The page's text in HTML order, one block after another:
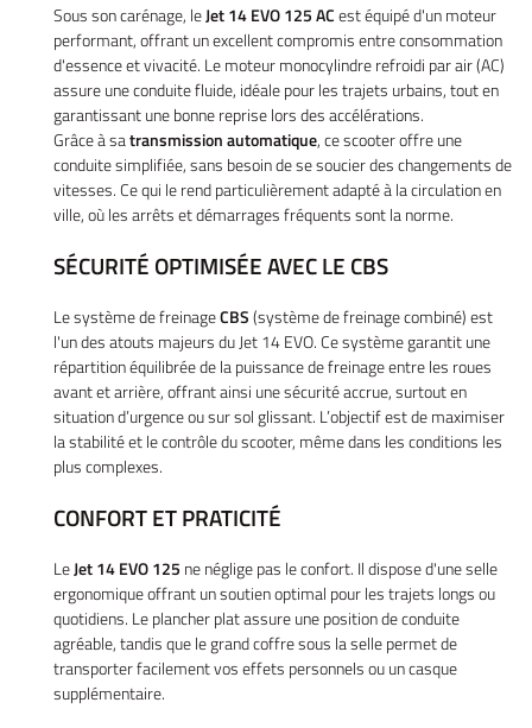
Accueil
Vélos
– Scooters
location
d’occasion
Services
votre véhicule
Actualités
Contact
UNE
Sous son carénage, leJet 14 EVO 125 ACest équipé d'un moteur
performant, offrant un excellent compromis entre consommation
d'essence et vivacité. Le moteur monocylindre refroidi par air (AC)
assure une conduite fluide, idéale pour les trajets urbains, tout en
garantissant une bonne reprise lors des accélérations.
Grâce à satransmission automatique, ce scooter offre une
conduite simplifiée, sans besoin de se soucier des changements de
vitesses. Ce qui le rend particulièrement adapté à la circulation en
ville, où les arrêts et démarrages fréquents sont la norme.
SÉCURITÉ OPTIMISÉE AVEC LE CBS
Le système de freinageCBS(système de freinage combiné) est
l'un des atouts majeurs du Jet 14 EVO. Ce système garantit une
répartition équilibrée de la puissance de freinage entre les roues
avant et arrière, offrant ainsi une sécurité accrue, surtout en
situation d’urgence ou sur sol glissant. L’objectif est de maximiser
la stabilité et le contrôle du scooter, même dans les conditions les
plus complexes.
CONFORT ET PRATICITÉ
LeJet 14 EVO 125 ne néglige pas le confort. Il dispose d'une selle
ergonomique offrant un soutien optimal pour les trajets longs ou
quotidiens. Le plancher plat assure une position de conduite
agréable, tandis que le grand coffre sous la selle permet de
transporter facilement vos effets personnels ou un casque
supplémentaire.